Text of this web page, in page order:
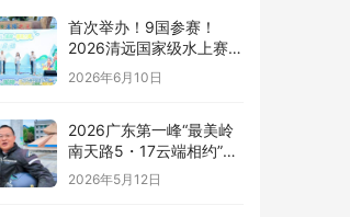
首次举办！9国参赛！
2026清远国家级水上赛事
燃炸夏日！
2026年6月10日
2026广东第一峰“最美岭
南天路5・17云端相约”摩
托车嘉年华即将启幕 最美
岭南天路沿途盛景抢先看
2026年5月12日